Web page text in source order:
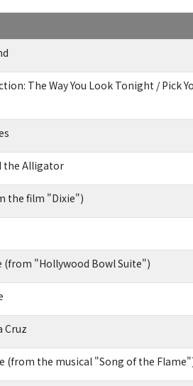
The Way You Look Tonight / Pick
the Alligator
the film "Dixie")
(from "Hollywood Bowl Suite")
Cruz
(from the musical "Song of the